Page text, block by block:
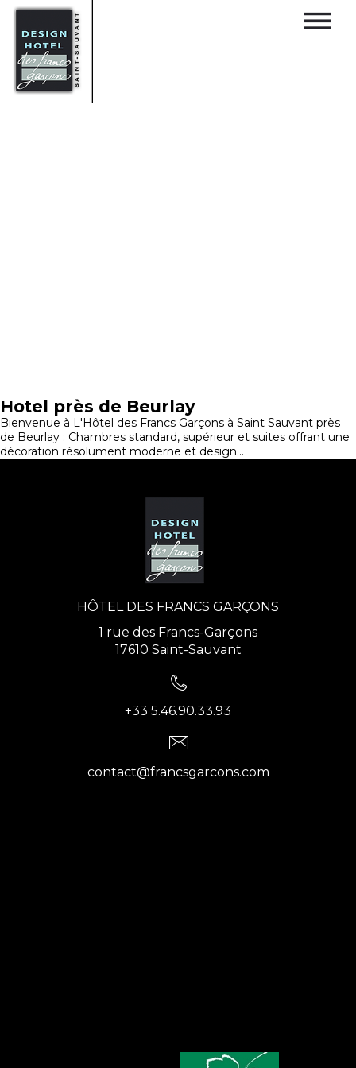
Hotel près de Beurlay
Bienvenue à L'Hôtel des Francs Garçons à Saint Sauvant près
de Beurlay : Chambres standard, supérieur et suites offrant une
décoration résolument moderne et design...
HÔTEL DES FRANCS GARÇONS
1 rue des Francs-Garçons
17610 Saint-Sauvant
+33 5.46.90.33.93
contact@francsgarcons.com